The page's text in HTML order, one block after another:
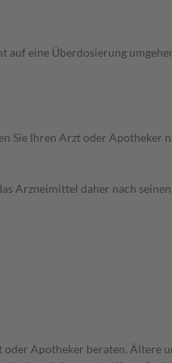
auf eine Überdosierung
Sie Ihren Arzt oder Apotheker
Arzneimittel daher nach
Apotheker beraten. Ältere